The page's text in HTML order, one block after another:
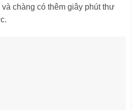
và chàng có thêm giây phút thư